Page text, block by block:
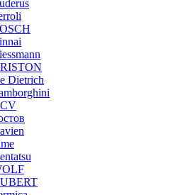
Dietrich